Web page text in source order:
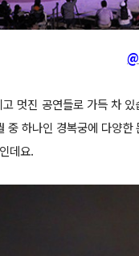
멋진 공연들로 가득 차
하나인 경복궁에 다양
데요.